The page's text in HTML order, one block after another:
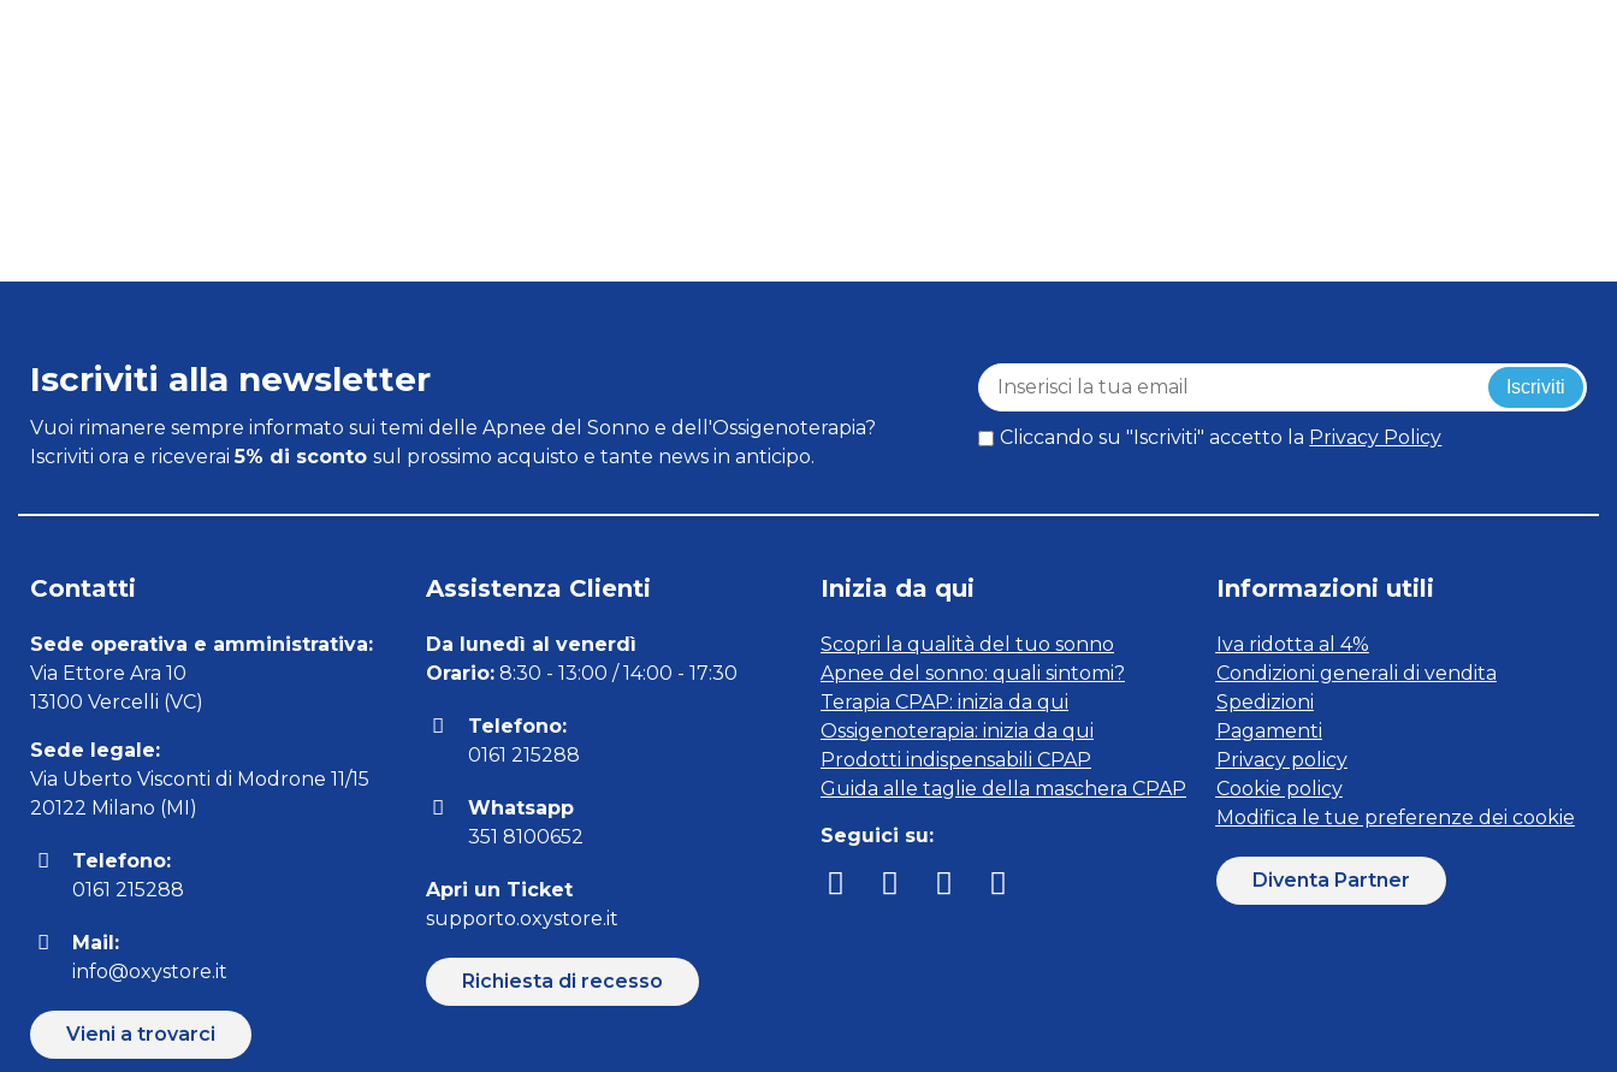
Iscriviti alla newsletter
Vuoi rimanere sempre informato sui temi delle Apnee del Sonno e dell'Ossigenoterapia?
Iscriviti ora e riceverai5% di sconto sul prossimo acquisto e tante news in anticipo.
Iscriviti
Cliccando su "Iscriviti" accetto la Privacy Policy
Contatti
Sede operativa e amministrativa:
Via Ettore Ara 10
13100 Vercelli (VC)
Sede legale:
Via Uberto Visconti di Modrone 11/15
20122 Milano (MI)
Telefono:
0161 215288
Mail:
info@oxystore.it
Vieni a trovarci
Assistenza Clienti
Da lunedì al venerdì
Orario:8:30 - 13:00 / 14:00 - 17:30
Telefono:
0161 215288
Whatsapp
351 8100652
Apri un Ticket
supporto.oxystore.it
Richiesta di recesso
Inizia da qui
Scopri la qualità del tuo sonno
Apnee del sonno: quali sintomi?
Terapia CPAP: inizia da qui
Ossigenoterapia: inizia da qui
Prodotti indispensabili CPAP
Guida alle taglie della maschera CPAP
Seguici su:
Informazioni utili
Iva ridotta al 4%
Condizioni generali di vendita
Spedizioni
Pagamenti
Privacy policy
Cookie policy
Modifica le tue preferenze dei cookie
Diventa Partner